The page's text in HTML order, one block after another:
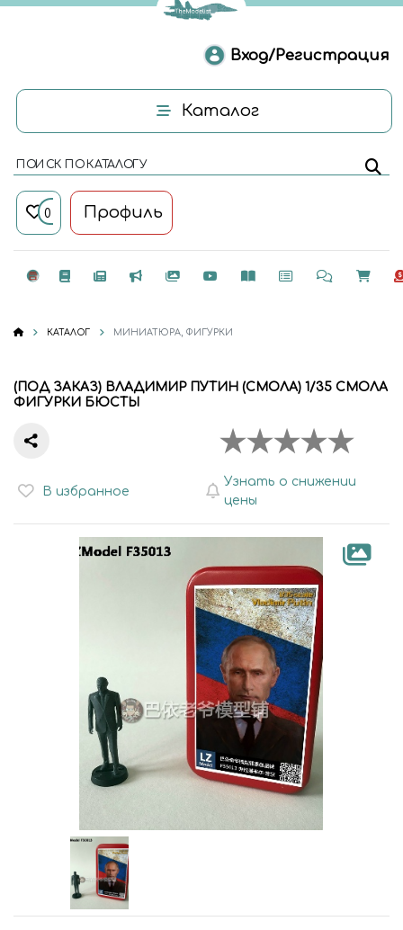
Вход/Регистрация
Каталог
ПОИСК ПО КАТАЛОГУ
0 Профиль
КАТАЛОГ МИНИАТЮРА, ФИГУРКИ
(ПОД ЗАКАЗ) ВЛАДИМИР ПУТИН (СМОЛА) 1/35 СМОЛА
ФИГУРКИ БЮСТЫ
В избранное
Узнать о снижении
цены